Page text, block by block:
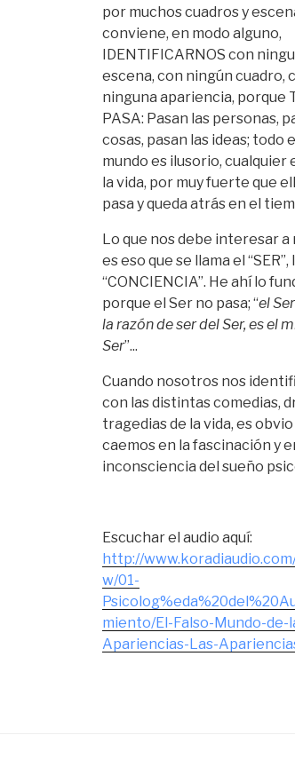
por muchos cuadros y
conviene, en modo alguno,
IDENTIFICARNOS con
escena, con ningún cuadro,
ninguna apariencia, porque
PASA: Pasan las personas,
cosas, pasan las ideas; todo
mundo es ilusorio, cualquier
la vida, por muy fuerte que
pasa y queda atrás en el
Lo que nos debe interesar a
es eso que se llama el “SER”,
“CONCIENCIA”. He ahí lo
porque el Ser no pasa; “el
la razón de ser del Ser, es el
Ser”...
Cuando nosotros nos
con las distintas comedias,
tragedias de la vida, es obvio
caemos en la fascinación y
inconsciencia del sueño
Escuchar el audio aquí:
http://
w/01-
miento/El-Falso-Mundo-de-
Apariencias-Las-